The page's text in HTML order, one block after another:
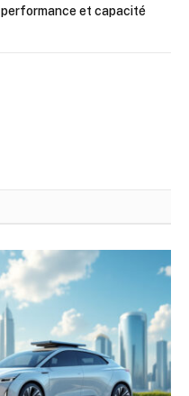
performance et capacité